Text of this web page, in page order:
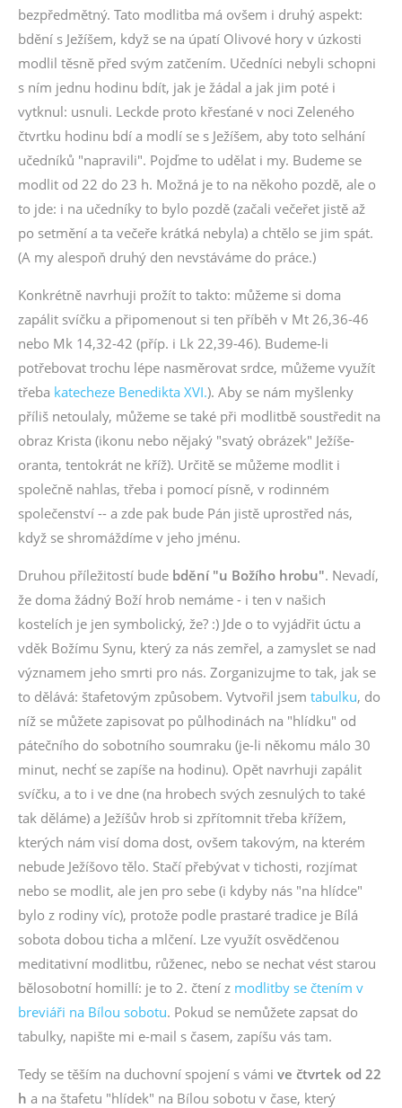
bezpředmětný. Tato modlitba má ovšem i druhý aspekt:
bdění s Ježíšem, když se na úpatí Olivové hory v úzkosti
modlil těsně před svým zatčením. Učedníci nebyli schopni
s ním jednu hodinu bdít, jak je žádal a jak jim poté i
vytknul: usnuli. Leckde proto křesťané v noci Zeleného
čtvrtku hodinu bdí a modlí se s Ježíšem, aby toto selhání
učedníků "napravili". Pojďme to udělat i my. Budeme se
modlit od 22 do 23 h. Možná je to na někoho pozdě, ale o
to jde: i na učedníky to bylo pozdě (začali večeřet jistě až
po setmění a ta večeře krátká nebyla) a chtělo se jim spát.
(A my alespoň druhý den nevstáváme do práce.)
Konkrétně navrhuji prožít to takto: můžeme si doma
zapálit svíčku a připomenout si ten příběh v Mt 26,36-46
nebo Mk 14,32-42 (příp. i Lk 22,39-46). Budeme-li
potřebovat trochu lépe nasměrovat srdce, můžeme využít
třeba katecheze Benedikta XVI.). Aby se nám myšlenky
příliš netoulaly, můžeme se také při modlitbě soustředit na
obraz Krista (ikonu nebo nějaký "svatý obrázek" Ježíše-
oranta, tentokrát ne kříž). Určitě se můžeme modlit i
společně nahlas, třeba i pomocí písně, v rodinném
společenství -- a zde pak bude Pán jistě uprostřed nás,
když se shromáždíme v jeho jménu.
Druhou příležitostí bude bdění "u Božího hrobu". Nevadí,
že doma žádný Boží hrob nemáme - i ten v našich
kostelích je jen symbolický, že? :) Jde o to vyjádřit úctu a
vděk Božímu Synu, který za nás zemřel, a zamyslet se nad
významem jeho smrti pro nás. Zorganizujme to tak, jak se
to dělává: štafetovým způsobem. Vytvořil jsem tabulku, do
níž se můžete zapisovat po půlhodinách na "hlídku" od
pátečního do sobotního soumraku (je-li někomu málo 30
minut, nechť se zapíše na hodinu). Opět navrhuji zapálit
svíčku, a to i ve dne (na hrobech svých zesnulých to také
tak děláme) a Ježíšův hrob si zpřítomnit třeba křížem,
kterých nám visí doma dost, ovšem takovým, na kterém
nebude Ježíšovo tělo. Stačí přebývat v tichosti, rozjímat
nebo se modlit, ale jen pro sebe (i kdyby nás "na hlídce"
bylo z rodiny víc), protože podle prastaré tradice je Bílá
sobota dobou ticha a mlčení. Lze využít osvědčenou
meditativní modlitbu, růženec, nebo se nechat vést starou
bělosobotní homillí: je to 2. čtení z modlitby se čtením v
breviáři na Bílou sobotu. Pokud se nemůžete zapsat do
tabulky, napište mi e-mail s časem, zapíšu vás tam.
Tedy se těším na duchovní spojení s vámi ve čtvrtek od 22
h a na štafetu "hlídek" na Bílou sobotu v čase, který